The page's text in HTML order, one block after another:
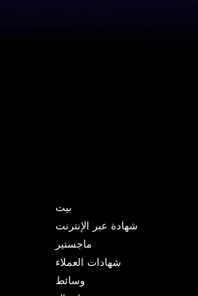
بيت
شهادة عبر الإنترنت
ماجستير
شهادات العملاء
وسائط